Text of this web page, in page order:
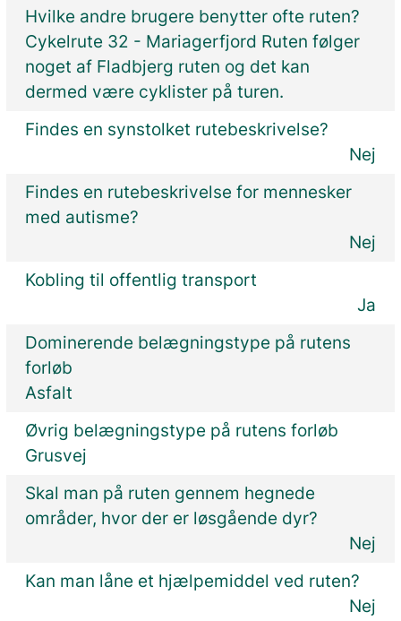
Hvilke andre brugere benytter ofte ruten?
Cykelrute 32 - Mariagerfjord Ruten følger
noget af Fladbjerg ruten og det kan
dermed være cyklister på turen.
Findes en synstolket rutebeskrivelse?
Nej
Findes en rutebeskrivelse for mennesker
med autisme?
Nej
Kobling til offentlig transport
Ja
Dominerende belægningstype på rutens
forløb
Asfalt
Øvrig belægningstype på rutens forløb
Grusvej
Skal man på ruten gennem hegnede
områder, hvor der er løsgående dyr?
Nej
Kan man låne et hjælpemiddel ved ruten?
Nej